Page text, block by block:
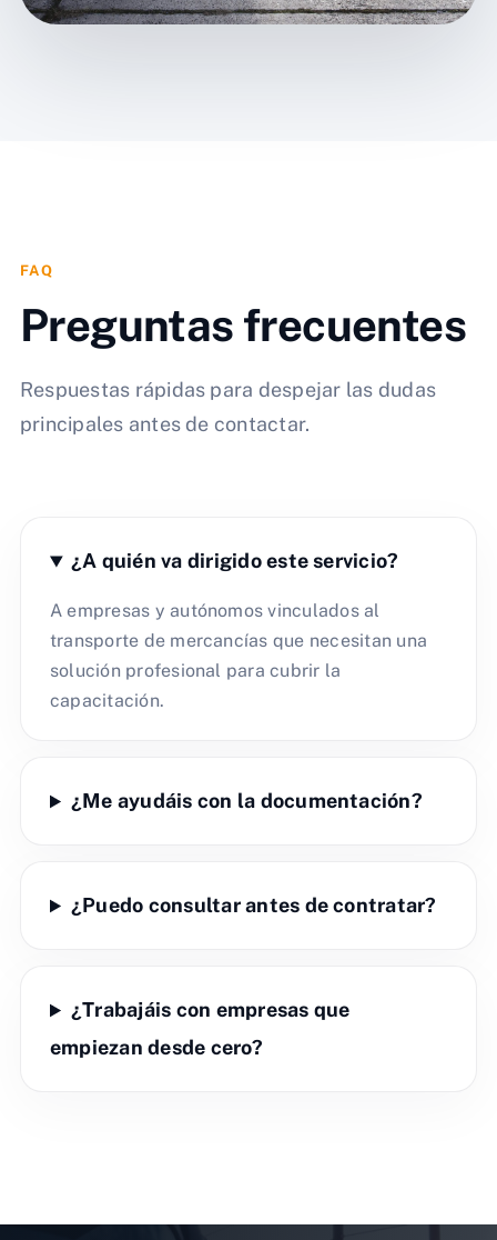
FAQ
Preguntas frecuentes
Respuestas rápidas para despejar las dudas
principales antes de contactar.
¿A quién va dirigido este servicio?
A empresas y autónomos vinculados al
transporte de mercancías que necesitan una
solución profesional para cubrir la
capacitación.
¿Me ayudáis con la documentación?
¿Puedo consultar antes de contratar?
¿Trabajáis con empresas que
empiezan desde cero?